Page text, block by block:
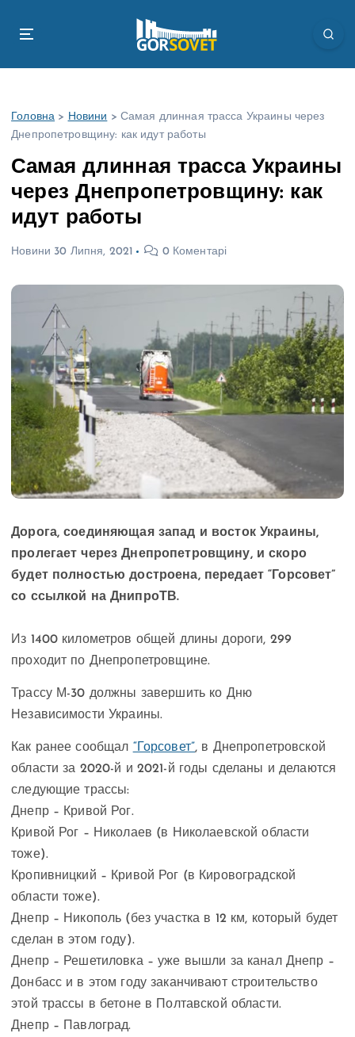
Головна > Новини > Самая длинная трасса Украины через
Днепропетровщину: как идут работы
Самая длинная трасса Украины
через Днепропетровщину: как
идут работы
Новини 30 Липня, 2021 0 Коментарі
Дорога, соединяющая запад и восток Украины,
пролегает через Днепропетровщину, и скоро
будет полностью достроена, передает “Горсовет”
со ссылкой на ДнипроТВ.
Из 1400 километров общей длины дороги, 299
проходит по Днепропетровщине.
Трассу М-30 должны завершить ко Дню
Независимости Украины.
Как ранее сообщал “Горсовет”, в Днепропетровской
области за 2020-й и 2021-й годы сделаны и делаются
следующие трассы:
Днепр – Кривой Рог.
Кривой Рог – Николаев (в Николаевской области
тоже).
Кропивницкий – Кривой Рог (в Кировоградской
области тоже).
Днепр – Никополь (без участка в 12 км, который будет
сделан в этом году).
Днепр – Решетиловка – уже вышли за канал Днепр –
Донбасс и в этом году заканчивают строительство
этой трассы в бетоне в Полтавской области.
Днепр – Павлоград.